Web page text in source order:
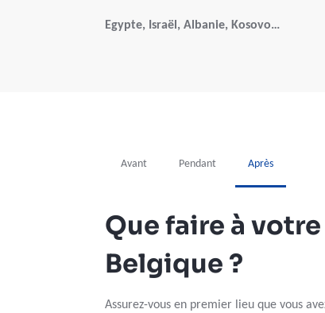
Egypte, Israël, Albanie, Kosovo…
Avant Pendant Après
Que faire à
Belgique ?
Assurez-vous en premier lieu que vous